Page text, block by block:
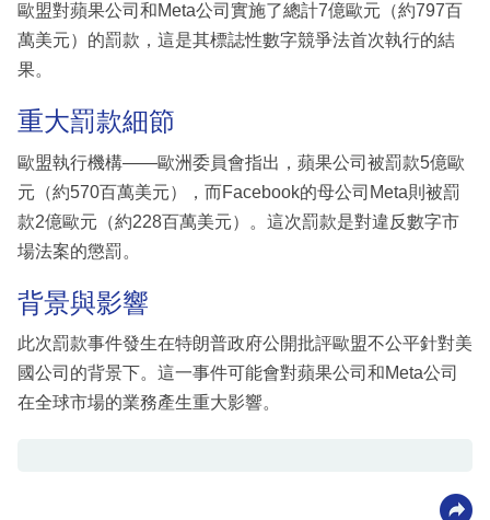
區
歐盟對蘋果公司和Meta公司實施了總計7億歐元（約797百
萬美元）的罰款，這是其標誌性數字競爭法首次執行的結
果。
重大罰款細節
歐盟執行機構——歐洲委員會指出，蘋果公司被罰款5億歐
元（約570百萬美元），而Facebook的母公司Meta則被罰
款2億歐元（約228百萬美元）。這次罰款是對違反數字市
場法案的懲罰。
背景與影響
此次罰款事件發生在特朗普政府公開批評歐盟不公平針對美
國公司的背景下。這一事件可能會對蘋果公司和Meta公司
在全球市場的業務產生重大影響。